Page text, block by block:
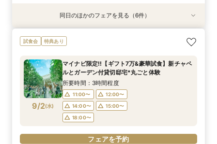
特典あり
8/30(日)
ギフト7万付【初めての見学に】全館ALL体験*見
積相談＆絶品試食
9:00〜
9:30〜
14:30〜
14:45〜
18:00〜
フェアを予約
特典あり
8/30(日)
即決ナシ★予算のリアル大公開！本番コーデ×ミ
シュラン試食体験
9:00〜
9:30〜
14:30〜
14:45〜
18:00〜
フェアを予約
特典あり
8/30(日)
【2件目以降の見学OK】貸切Wフル体験×豪華試
食×お見積り比較
9:00〜
9:30〜
14:30〜
14:45〜
18:00〜
フェアを予約
特典あり
8/30(日)
7万GIFT付【料理重視必見】豪華ミシュラン試食
×貸切邸宅W体験
9:00〜
9:30〜
14:30〜
14:45〜
18:00〜
フェアを予約
特典あり
8/30(日)
【10名から全館貸切OK】ミシュラン試食付*少
人数婚ALL体験
9:00〜
9:30〜
14:30〜
14:45〜
18:00〜
フェアを予約
8/30(日)
【お気軽◎オンライン相談会】スマホで簡単！豪
華10大特典付き
10:30〜
12:00〜
15:30〜
17:00〜
フェアを予約
同日のほかのフェアを見る（6件）
試食会 特典あり
9/2(水)
マイナビ限定!!【ギフト7万&豪華試食】新チャペ
ルとガーデン付貸切邸宅*丸ごと体験
所要時間：3時間程度
11:00〜
12:00〜
14:00〜
15:00〜
18:00〜
フェアを予約